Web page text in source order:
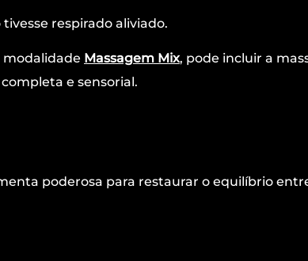
respirado aliviado.
modalidade Massagem Mix, pode incluir a
e sensorial.
poderosa para restaurar o equilíbrio